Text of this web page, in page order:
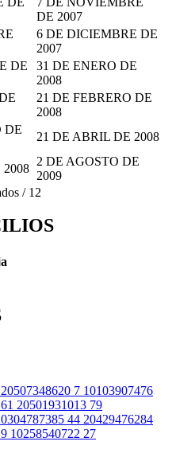
DE 2007
6 DE DICIEMBRE DE
2007
DE
31 DE ENERO DE
2008
21 DE FEBRERO DE
2008
DE
21 DE ABRIL DE 2008
2 DE AGOSTO DE
2009
/ 12
7 10103907476
20501931013 79
44 20429476284
10258540722 27